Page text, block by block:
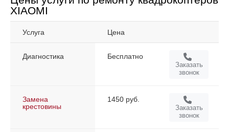
XIAOMI
Услуга Цена
Диагностика Бесплатно
Заказать
звонок
Замена
крестовины
1450 руб.
Заказать
звонок